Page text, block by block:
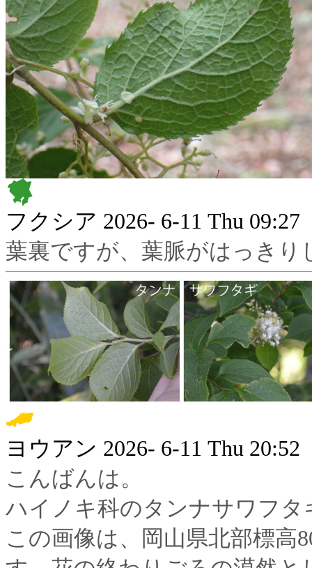
フクシア 2026- 6-11 Thu 09:27
葉裏ですが、葉脈がはっきり
ヨウアン 2026- 6-11 Thu 20:52
こんばんは。
ハイノキ科のタンナサワフタ
この画像は、岡山県北部標高